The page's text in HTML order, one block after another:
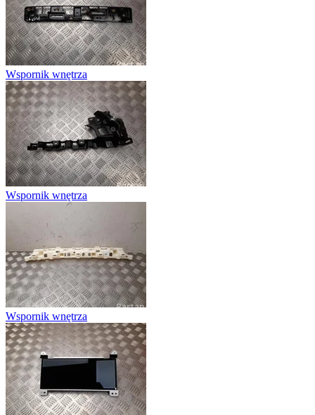
Wspornik wnętrza
Wspornik wnętrza
Wspornik wnętrza